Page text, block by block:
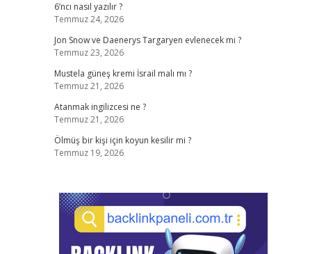
6’ncı nasıl yazılır ?
Temmuz 24, 2026
Jon Snow ve Daenerys Targaryen evlenecek mi ?
Temmuz 23, 2026
Mustela güneş kremi İsrail malı mı ?
Temmuz 21, 2026
Atanmak ingilizcesi ne ?
Temmuz 21, 2026
Ölmüş bir kişi için koyun kesilir mi ?
Temmuz 19, 2026